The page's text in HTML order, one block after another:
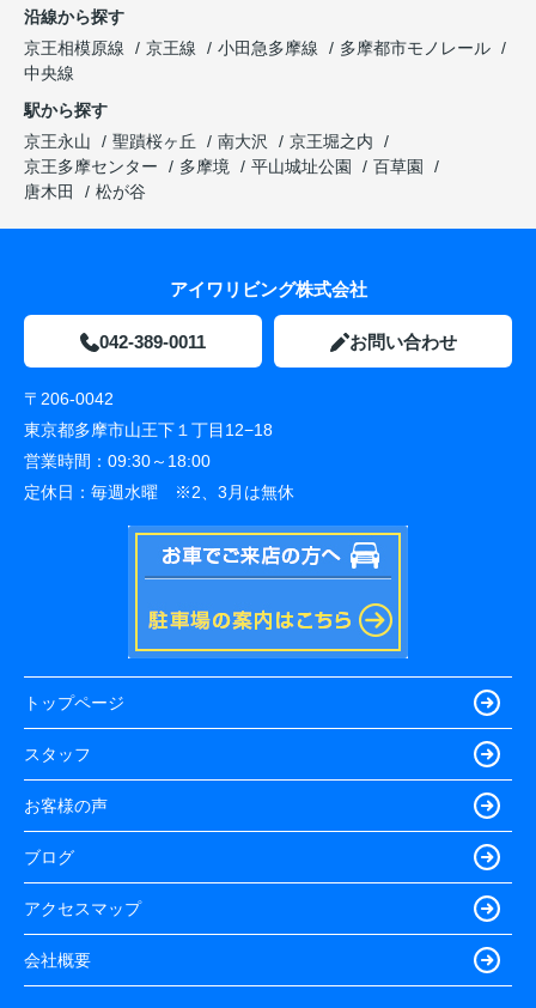
沿線から探す
京王相模原線
京王線 小田急多摩線
多摩都市モノレール
中央線
駅から探す
京王永山
聖蹟桜ヶ丘 南大沢
京王堀之内
京王多摩センター
多摩境 平山城址公園
百草園
唐木田
松が谷
アイワリビング株式会社
042-389-0011 お問い合わせ
〒206-0042
東京都多摩市山王下１丁目12−18
営業時間： 09:30～18:00
定休日： 毎週水曜 ※2、3月は無休
トップページ
スタッフ
お客様の声
ブログ
アクセスマップ
会社概要